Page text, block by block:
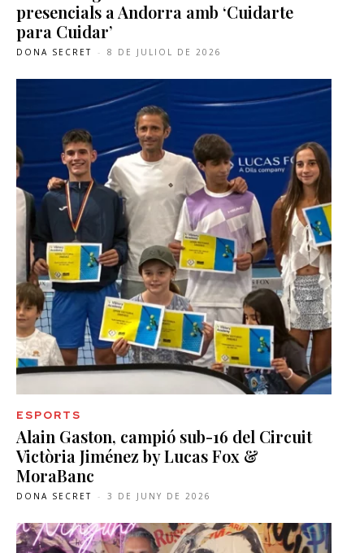
presencials a Andorra amb ‘Cuidarte
para Cuidar’
DONA SECRET - 8 DE JULIOL DE 2026
ESPORTS
Alain Gaston, campió sub-16 del Circuit
Victòria Jiménez by Lucas Fox &
MoraBanc
DONA SECRET - 3 DE JUNY DE 2026